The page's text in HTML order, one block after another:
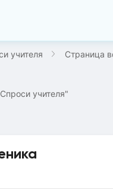
учителя Страница
учителя"